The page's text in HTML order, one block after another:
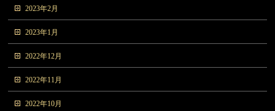
2023年2月
2023年1月
2022年12月
2022年11月
2022年10月